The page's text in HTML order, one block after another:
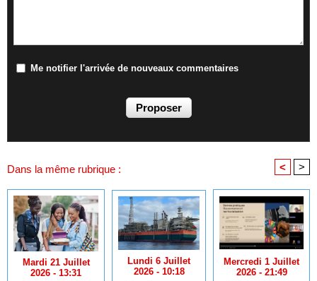
Me notifier l'arrivée de nouveaux commentaires
Dans la même rubrique : < >
Mardi 21 Juillet
2026 - 13:31
Lundi 6 Juillet
2026 - 10:18
Mercredi 1 Juillet
2026 - 21:49